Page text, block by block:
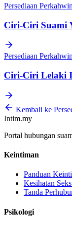
Persediaan
Ciri-Ciri Suami
Persediaan
Ciri-Ciri Lelaki
Kembali ke
Intim.my
Portal hubungan
Keintiman
Panduan
Kesihatan
Tanda
Psikologi